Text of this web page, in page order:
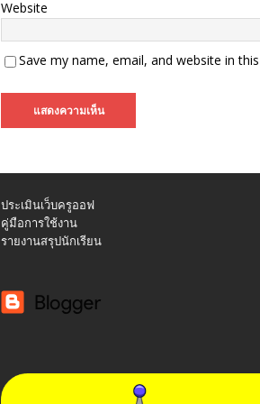
Website
Save my name, email, and website in
ประเมินเว็บครูออฟ
คู่มือการใช้งาน
รายงานสรุปนักเรียน